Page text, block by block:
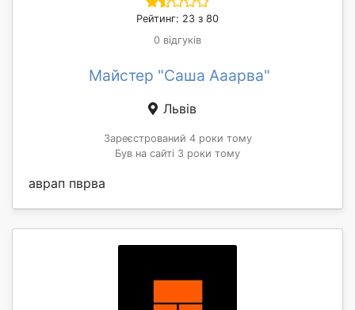
Рейтинг: 23 з 80
0 відгуків
Майстер "Саша Ааарва"
Львів
Зареєстрований 4 роки тому
Був на сайті 3 роки тому
аврап пврва